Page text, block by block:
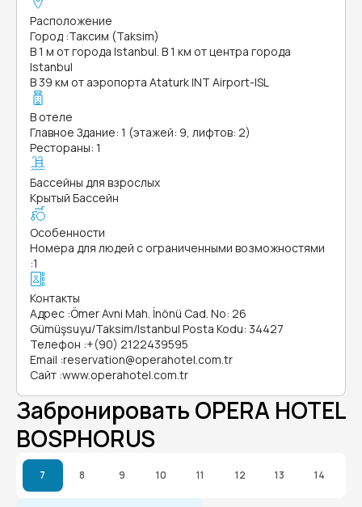
Расположение
Город :Таксим (Taksim)
В 1 м от города Istanbul. В 1 км от центра города
Istanbul
В 39 км от аэропорта Ataturk INT Airport-ISL
В отеле
Главное Здание: 1 (этажей: 9, лифтов: 2)
Рестораны: 1
Бассейны для взрослых
Крытый Бассейн
Особенности
Номера для людей с ограниченными возможностями
:1
Контакты
Адрес :Ömer Avni Mah. İnönü Cad. No: 26
Gümüşsuyu/Taksim/Istanbul Posta Kodu: 34427
Телефон :+(90) 2122439595
Email :reservation@operahotel.com.tr
Сайт :www.operahotel.com.tr
Забронировать OPERA HOTEL
BOSPHORUS
7 8 9 10 11 12 13 14